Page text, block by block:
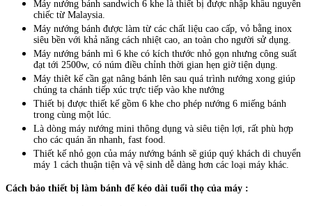
Máy nướng bánh sandwich 6 khe là thiết bị được nhập khẩu nguyên
chiếc từ Malaysia.
Máy nướng bánh được làm từ các chất liệu cao cấp, vỏ bằng inox
siêu bền với khả năng cách nhiệt cao, an toàn cho người sử dụng.
Máy nướng bánh mì 6 khe có kích thước nhỏ gọn nhưng công suất
đạt tới 2500w, có núm điều chỉnh thời gian hẹn giờ tiện dụng.
Máy thiêt kế cần gạt nâng bánh lên sau quá trình nướng xong giúp
chúng ta chánh tiếp xúc trực tiếp vào khe nướng
Thiết bị được thiết kế gồm 6 khe cho phép nướng 6 miếng bánh
trong cùng một lúc.
Là dòng máy nướng mini thông dụng và siêu tiện lợi, rất phù hợp
cho các quán ăn nhanh, fast food.
Thiết kế nhỏ gọn của máy nướng bánh sẽ giúp quý khách di chuyển
máy 1 cách thuận tiện và vệ sinh dễ dàng hơn các loại máy khác.
Cách bảo thiết bị làm bánh để kéo dài tuổi thọ của máy :